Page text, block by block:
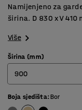
Namijenjeno za
širina. D 830 x V 410
Više
Širina (mm)
900
600
Boja sjedišta:Bor